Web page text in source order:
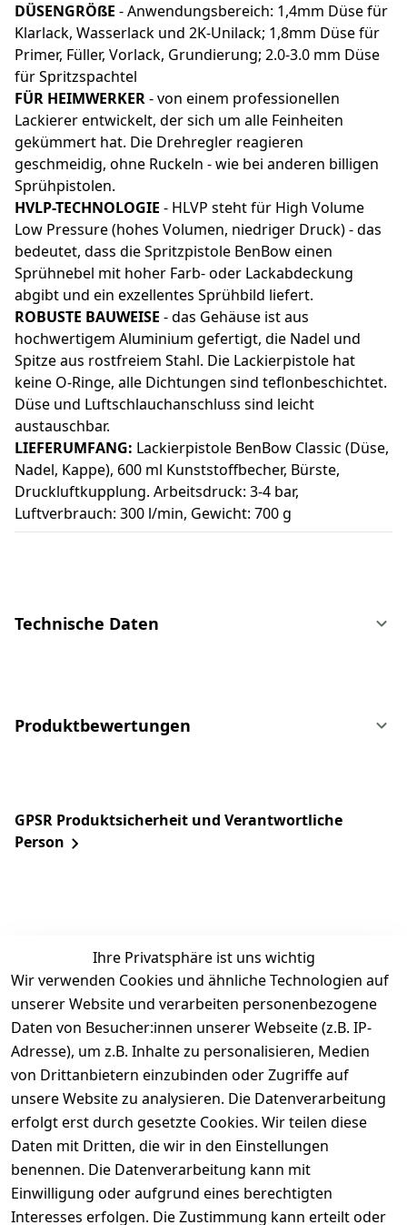
DÜSENGRÖßE - Anwendungsbereich: 1,4mm Düse für
Klarlack, Wasserlack und 2K-Unilack; 1,8mm Düse für
Primer, Füller, Vorlack, Grundierung; 2.0-3.0 mm Düse
für Spritzspachtel
FÜR HEIMWERKER- von einem professionellen
Lackierer entwickelt, der sich um alle Feinheiten
gekümmert hat. Die Drehregler reagieren
geschmeidig, ohne Ruckeln - wie bei anderen billigen
Sprühpistolen.
HVLP-TECHNOLOGIE - HLVP steht für High Volume
Low Pressure (hohes Volumen, niedriger Druck) - das
bedeutet, dass die Spritzpistole BenBow einen
Sprühnebel mit hoher Farb- oder Lackabdeckung
abgibt und ein exzellentes Sprühbild liefert.
ROBUSTE BAUWEISE - das Gehäuse ist aus
hochwertigem Aluminium gefertigt, die Nadel und
Spitze aus rostfreiem Stahl. Die Lackierpistole hat
keine O-Ringe, alle Dichtungen sind teflonbeschichtet.
Düse und Luftschlauchanschluss sind leicht
austauschbar.
LIEFERUMFANG: Lackierpistole BenBow Classic (Düse,
Nadel, Kappe), 600 ml Kunststoffbecher, Bürste,
Druckluftkupplung. Arbeitsdruck: 3-4 bar,
Luftverbrauch: 300 l/min, Gewicht: 700 g
Technische Daten
Produktbewertungen
GPSR Produktsicherheit und Verantwortliche
Person
Ihre Privatsphäre ist uns wichtig
Wir verwenden Cookies und ähnliche Technologien auf
unserer Website und verarbeiten personenbezogene
Daten von Besucher:innen unserer Webseite (z.B. IP-
Adresse), um z.B. Inhalte zu personalisieren, Medien
von Drittanbietern einzubinden oder Zugriffe auf
unsere Website zu analysieren. Die Datenverarbeitung
erfolgt erst durch gesetzte Cookies. Wir teilen diese
Daten mit Dritten, die wir in den Einstellungen
benennen. Die Datenverarbeitung kann mit
Einwilligung oder aufgrund eines berechtigten
Interesses erfolgen. Die Zustimmung kann erteilt oder
Rechtliches
AGB
Impressum
Datenschutze
rklärung
Barrierefreihe
itserklärung
Service
Kontakt
Registrieren
Rechnungska
Kontakt
Informatio
nen
Retourenlage
r: Eichenallee
3, 06184
Kabelsketal
Telefon: +49
1512 6260858
Über uns
★★★★☆
Top-Verkäufer
★★★★★
Bewertungen
Über 228.000